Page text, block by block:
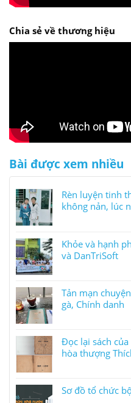
Chia sẻ về thương hiệu
Bài được xem nhiều
Rèn luyện tinh
không nản, lúc
Khỏe và hạnh
và DanTriSoft
Tản mạn
gà, Chính danh
Đọc lại sách
hòa thượng
Sơ đồ tổ chức